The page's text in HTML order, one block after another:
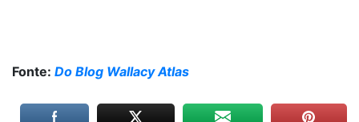
Fonte: Do Blog Wallacy Atlas